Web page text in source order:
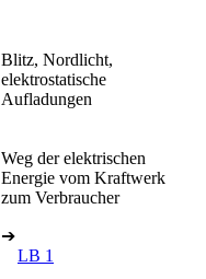
Blitz, Nordlicht,
elektrostatische
Aufladungen
Weg der elektrischen
Energie vom Kraftwerk
zum Verbraucher
➔
LB 1